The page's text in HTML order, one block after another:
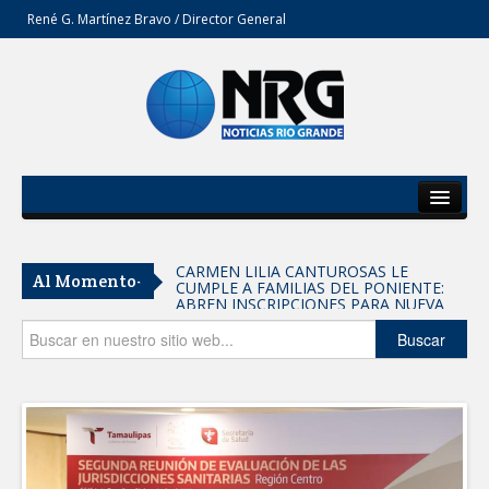
René G. Martínez Bravo / Director General
Del Estado
Secciones
Opinión
Al Momento- CARMEN LILIA CANTUROSAS LE
CUMPLE A FAMILIAS DEL PONIENTE:
ABREN INSCRIPCIONES PARA NUEVA
PRIMARIA EN EL PROGRESO
Entrega SEBIEN paquetes alimentarios
en Tampico
FORTALECE IMJUVE SALUD MENTAL DE
JÓVENES CON TERAPIAS PSICOLÓGICAS
GRATUITAS
Llama Carlos Peña Ortiz a realizar
investigación en tema de la refinería
Buscar